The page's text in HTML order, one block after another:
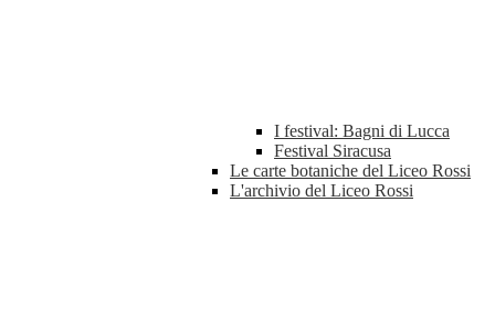
I festival: Bagni di Lucca
Festival Siracusa
Le carte botaniche del Liceo Rossi
L'archivio del Liceo Rossi